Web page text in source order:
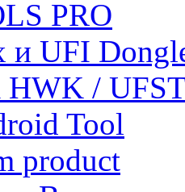
PRO
и UFI
HWK /
Tool
product